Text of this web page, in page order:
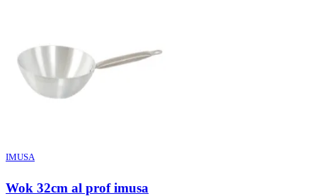
IMUSA
Wok 32cm al prof imusa